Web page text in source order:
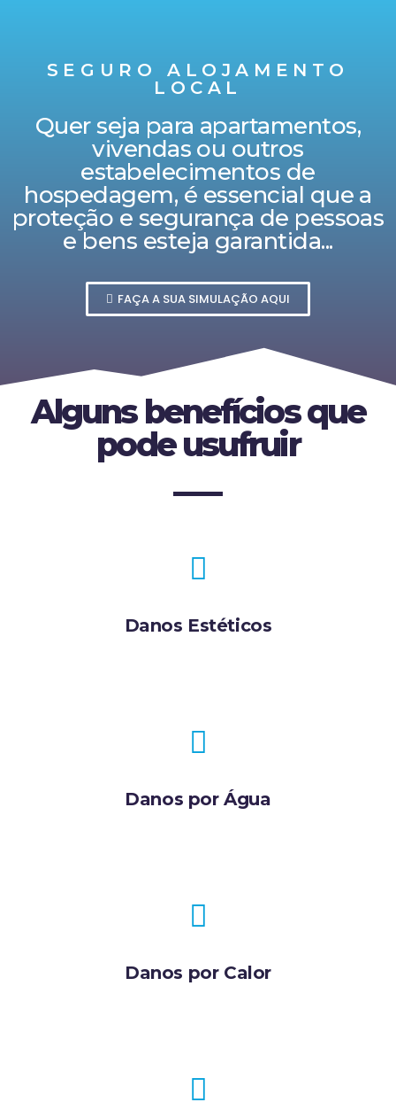
SEGURO ALOJAMENTO
LOCAL
Quer seja para apartamentos,
vivendas ou outros
estabelecimentos de
hospedagem, é essencial que a
proteção e segurança de pessoas
e bens esteja garantida...
FAÇA A SUA SIMULAÇÃO AQUI
Alguns benefícios que
pode usufruir
Danos Estéticos
Danos por Água
Danos por Calor